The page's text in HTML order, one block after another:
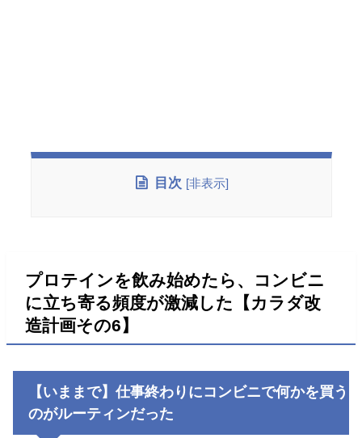
目次 [非表示]
プロテインを飲み始めたら、コンビニ
に立ち寄る頻度が激減した【カラダ改
造計画その6】
【いままで】仕事終わりにコンビニで何かを買う
のがルーティンだった